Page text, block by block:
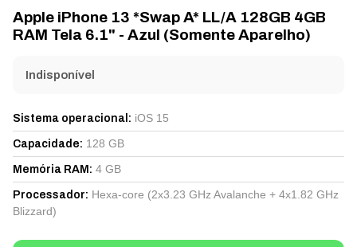
Apple iPhone 13 *Swap A* LL/A 128GB 4GB
RAM Tela 6.1" - Azul (Somente Aparelho)
Indisponível
Sistema operacional : iOS 15
Capacidade: 128 GB
Memória RAM : 4 GB
Processador: Hexa-core (2x3.23 GHz Avalanche + 4x1.82 GHz
Blizzard)